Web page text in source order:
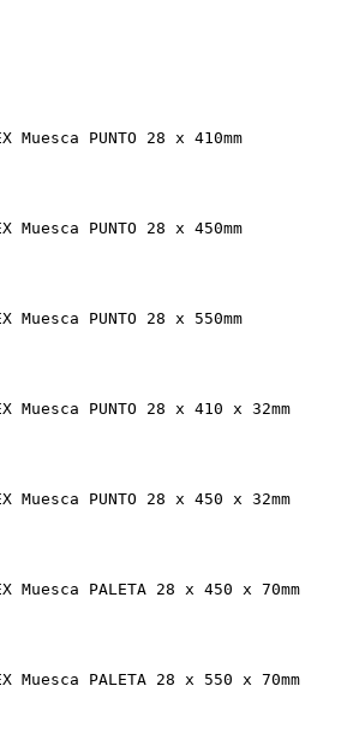
Muesca PUNTO 28 x 410mm
Muesca PUNTO 28 x 450mm
Muesca PUNTO 28 x 550mm
Muesca PUNTO 28 x 410 x 32mm
Muesca PUNTO 28 x 450 x 32mm
Muesca PALETA 28 x 450 x 70mm
Muesca PALETA 28 x 550 x 70mm